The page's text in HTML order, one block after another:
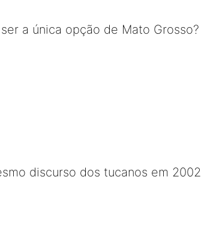
a única opção de Mato Grosso?
discurso dos tucanos em 2002